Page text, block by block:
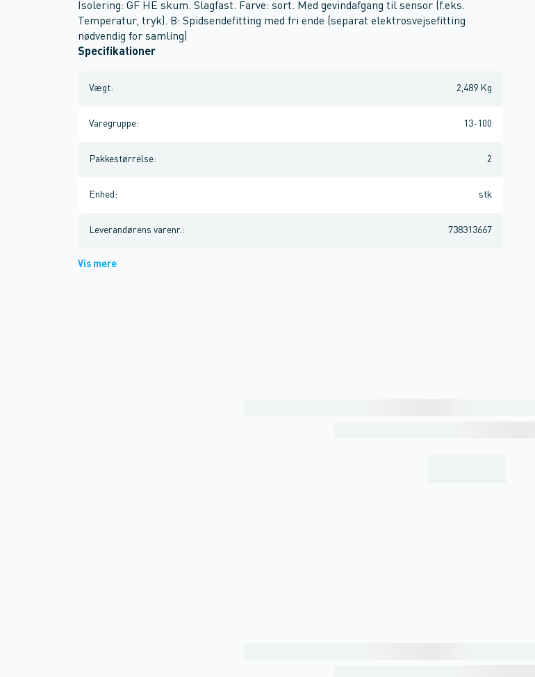
Isolering: GF HE skum. Slagfast. Farve: sort. Med gevindafgang til sensor (f.eks.
Temperatur, tryk). B: Spidsendefitting med fri ende (separat elektrosvejsefitting
nødvendig for samling)
Specifikationer
Vægt: 2,489 Kg
Varegruppe: 13-100
Pakkestørrelse: 2
Enhed : stk
Leverandørens varenr. : 738313667
Vis mere